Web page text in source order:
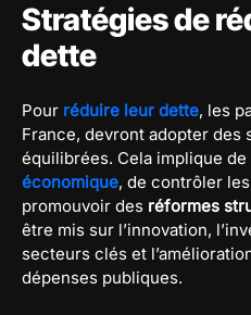
Stratégies de
dette
Pour réduire leur dette, les
France, devront adopter des
équilibrées. Cela implique de
économique, de contrôler les
promouvoir des réformes
être mis sur l’innovation,
secteurs clés et
dépenses publiques.